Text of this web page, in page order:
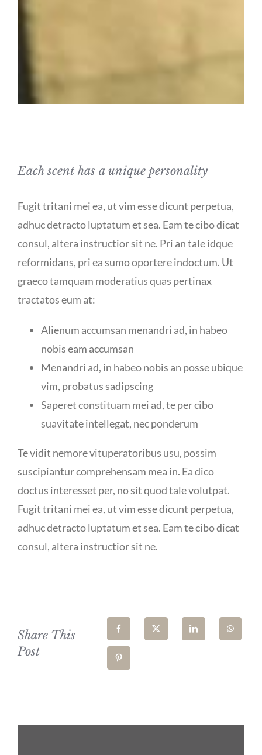
Each scent has a unique personality
Fugit tritani mei ea, ut vim esse dicunt perpetua,
adhuc detracto luptatum et sea. Eam te cibo dicat
consul, altera instructior sit ne. Pri an tale idque
reformidans, pri ea sumo oportere indoctum. Ut
graeco tamquam moderatius quas pertinax
tractatos eum at:
Alienum accumsan menandri ad, in habeo
nobis eam accumsan
Menandri ad, in habeo nobis an posse ubique
vim, probatus sadipscing
Saperet constituam mei ad, te per cibo
suavitate intellegat, nec ponderum
Te vidit nemore vituperatoribus usu, possim
suscipiantur comprehensam mea in. Ea dico
doctus interesset per, no sit quod tale volutpat.
Fugit tritani mei ea, ut vim esse dicunt perpetua,
adhuc detracto luptatum et sea. Eam te cibo dicat
consul, altera instructior sit ne.
Share This
Post